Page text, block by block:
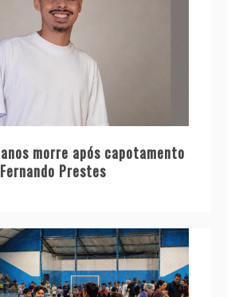
morre após capotamento
Prestes